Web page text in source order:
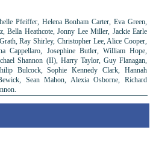
Pfeiffer, Helena Bonham Carter, Eva Green,
Bella Heathcote, Jonny Lee Miller, Jackie Earle
Ray Shirley, Christopher Lee, Alice Cooper,
Cappellaro, Josephine Butler, William Hope,
Shannon (II), Harry Taylor, Guy Flanagan,
Bulcock, Sophie Kennedy Clark, Hannah
Sean Mahon, Alexia Osborne, Richard